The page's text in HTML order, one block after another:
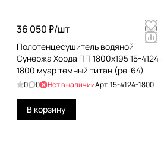
36 050 ₽/шт
Полотенцесушитель водяной
Сунержа Хорда ПП 1800х195 15-4124-
1800 муар темный титан (ре-64)
0 0 Нет в наличииАрт.15-4124-1800
В корзину